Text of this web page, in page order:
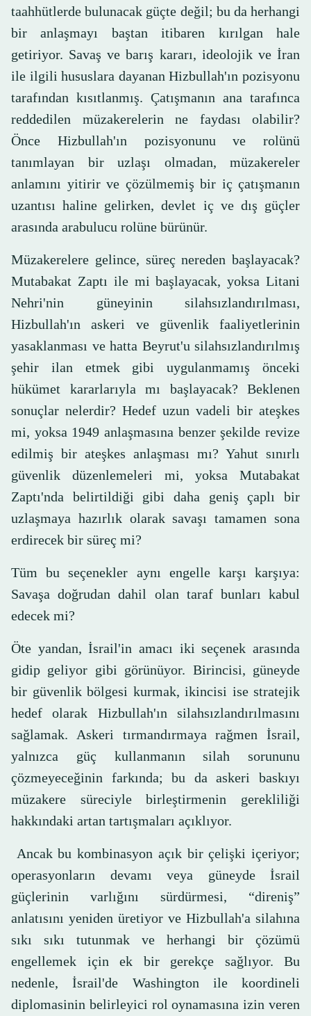
taahhütlerde bulunacak güçte değil; bu da herhangi
bir anlaşmayı baştan itibaren kırılgan hale
getiriyor. Savaş ve barış kararı, ideolojik ve İran
ile ilgili hususlara dayanan Hizbullah'ın pozisyonu
tarafından kısıtlanmış. Çatışmanın ana tarafınca
reddedilen müzakerelerin ne faydası olabilir?
Önce Hizbullah'ın pozisyonunu ve rolünü
tanımlayan bir uzlaşı olmadan, müzakereler
anlamını yitirir ve çözülmemiş bir iç çatışmanın
uzantısı haline gelirken, devlet iç ve dış güçler
arasında arabulucu rolüne bürünür.
Müzakerelere gelince, süreç nereden başlayacak?
Mutabakat Zaptı ile mi başlayacak, yoksa Litani
Nehri'nin güneyinin silahsızlandırılması,
Hizbullah'ın askeri ve güvenlik faaliyetlerinin
yasaklanması ve hatta Beyrut'u silahsızlandırılmış
şehir ilan etmek gibi uygulanmamış önceki
hükümet kararlarıyla mı başlayacak? Beklenen
sonuçlar nelerdir? Hedef uzun vadeli bir ateşkes
mi, yoksa 1949 anlaşmasına benzer şekilde revize
edilmiş bir ateşkes anlaşması mı? Yahut sınırlı
güvenlik düzenlemeleri mi, yoksa Mutabakat
Zaptı'nda belirtildiği gibi daha geniş çaplı bir
uzlaşmaya hazırlık olarak savaşı tamamen sona
erdirecek bir süreç mi?
Tüm bu seçenekler aynı engelle karşı karşıya:
Savaşa doğrudan dahil olan taraf bunları kabul
edecek mi?
Öte yandan, İsrail'in amacı iki seçenek arasında
gidip geliyor gibi görünüyor. Birincisi, güneyde
bir güvenlik bölgesi kurmak, ikincisi ise stratejik
hedef olarak Hizbullah'ın silahsızlandırılmasını
sağlamak. Askeri tırmandırmaya rağmen İsrail,
yalnızca güç kullanmanın silah sorununu
çözmeyeceğinin farkında; bu da askeri baskıyı
müzakere süreciyle birleştirmenin gerekliliği
hakkındaki artan tartışmaları açıklıyor.
Ancak bu kombinasyon açık bir çelişki içeriyor;
operasyonların devamı veya güneyde İsrail
güçlerinin varlığını sürdürmesi, “direniş”
anlatısını yeniden üretiyor ve Hizbullah'a silahına
sıkı sıkı tutunmak ve herhangi bir çözümü
engellemek için ek bir gerekçe sağlıyor. Bu
nedenle, İsrail'de Washington ile koordineli
diplomasinin belirleyici rol oynamasına izin veren